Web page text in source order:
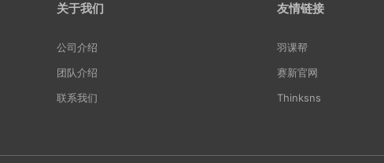
关于我们
公司介绍
团队介绍
联系我们
友情链接
羽课帮
赛新官网
Thinksns